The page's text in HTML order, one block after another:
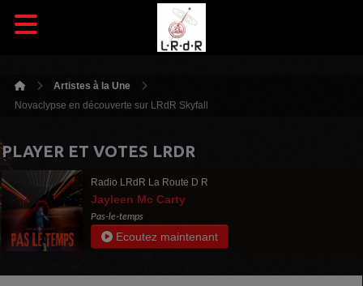
Artistes à la Une
Novaclypse en découverte sur LRdR Skyfall
PLAYER ET VOTES LRDR
Radio LRdR La Route D R
Jayleen Mc Carty
Pas-le-temps
Ecoutez maintenant